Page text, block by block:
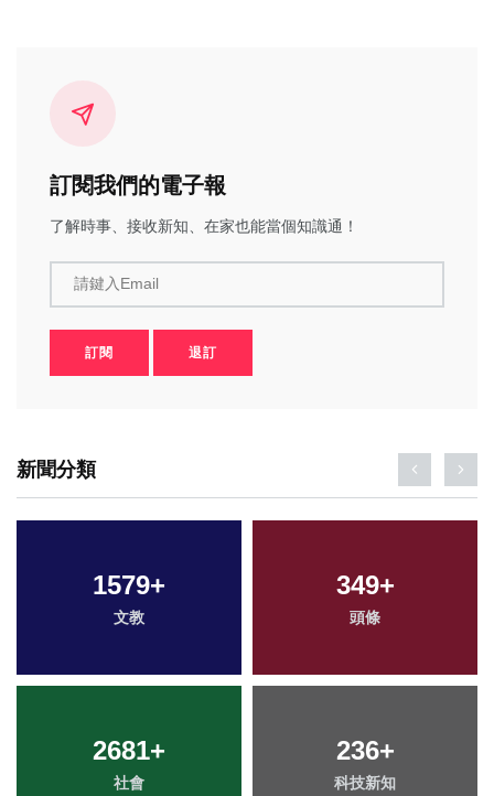
訂閱我們的電子報
了解時事、接收新知、在家也能當個知識通！
請鍵入Email
訂閱 退訂
新聞分類
1579+
文教
349+
頭條
2681+
社會
236+
科技新知